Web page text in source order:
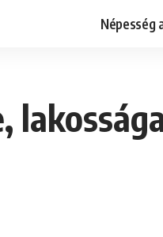
Népesség